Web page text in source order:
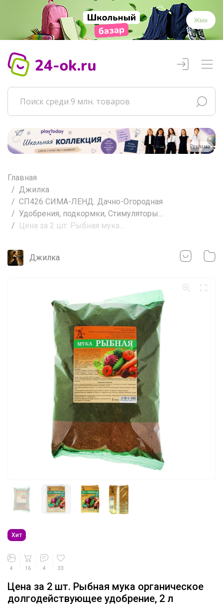
Жми
Реклама
Главная
Джилка
СП426 СИМА-ЛЕНД. Дачно-Огородная
Удобрения, подкормки, Стимуляторы...
Цена за 2 шт. Рыбная мука...
Джилка
Хит
4 16 4 33
Цена за 2 шт. Рыбная мука органическое
долгодействующее удобрение, 2 л